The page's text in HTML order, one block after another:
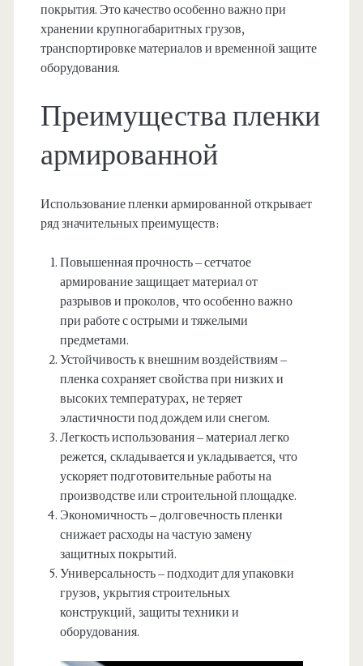
покрытия. Это качество особенно важно при
хранении крупногабаритных грузов,
транспортировке материалов и временной защите
оборудования.
Преимущества пленки
армированной
Использование пленки армированной открывает
ряд значительных преимуществ:
Повышенная прочность – сетчатое
армирование защищает материал от
разрывов и проколов, что особенно важно
при работе с острыми и тяжелыми
предметами.
Устойчивость к внешним воздействиям –
пленка сохраняет свойства при низких и
высоких температурах, не теряет
эластичности под дождем или снегом.
Легкость использования – материал легко
режется, складывается и укладывается, что
ускоряет подготовительные работы на
производстве или строительной площадке.
Экономичность – долговечность пленки
снижает расходы на частую замену
защитных покрытий.
Универсальность – подходит для упаковки
грузов, укрытия строительных
конструкций, защиты техники и
оборудования.